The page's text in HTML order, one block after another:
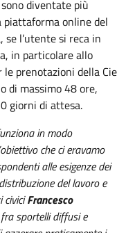
diventate più
piattaforma online del
l’utente si reca in
in particolare allo
le prenotazioni della Cie
di massimo 48 ore,
giorni di attesa.
in modo
che ci eravamo
alle esigenze dei
del lavoro e
civiciFrancesco
sportelli diffusi e